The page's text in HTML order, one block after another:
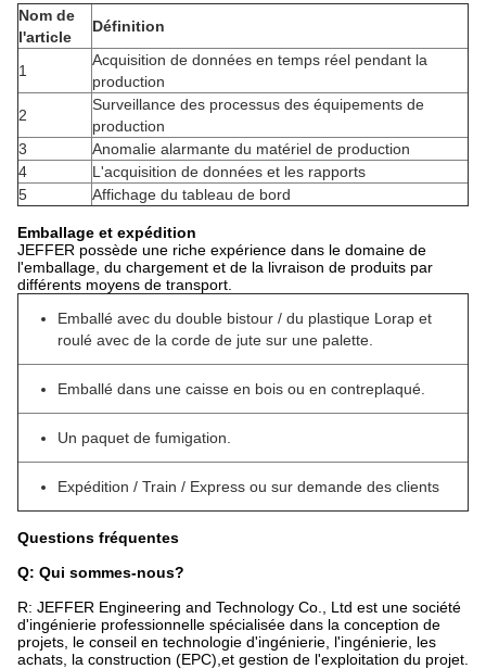
Nom de
l'article
Définition
1
Acquisition de données en temps réel pendant la
production
2
Surveillance des processus des équipements de
production
3
Anomalie alarmante du matériel de production
4
L'acquisition de données et les rapports
5
Affichage du tableau de bord
Emballage et expédition
JEFFER possède une riche expérience dans le domaine de
l'emballage, du chargement et de la livraison de produits par
différents moyens de transport.
Emballé avec du double bistour / du plastique Lorap et
roulé avec de la corde de jute sur une palette.
Emballé dans une caisse en bois ou en contreplaqué.
Un paquet de fumigation.
Expédition / Train / Express ou sur demande des clients
Questions fréquentes
Q: Qui sommes-nous?
R: JEFFER Engineering and Technology Co., Ltd est une société
d'ingénierie professionnelle spécialisée dans la conception de
projets, le conseil en technologie d'ingénierie, l'ingénierie, les
achats, la construction (EPC),et gestion de l'exploitation du projet.